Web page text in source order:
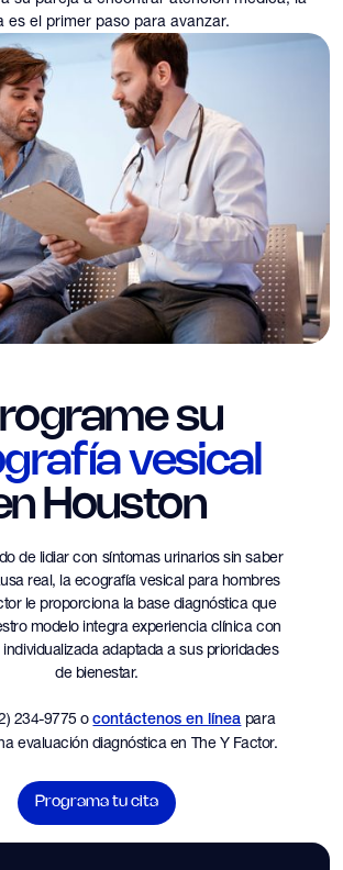
es el primer paso para avanzar.
su
vesical
Houston
de lidiar con síntomas urinarios sin saber
real, la ecografía vesical para hombres
le proporciona la base diagnóstica que
modelo integra experiencia clínica con
adaptada a sus prioridades
de bienestar.
234-9775 ocontáctenos en línea para
evaluación diagnóstica en The Y Factor.
Programa tu cita